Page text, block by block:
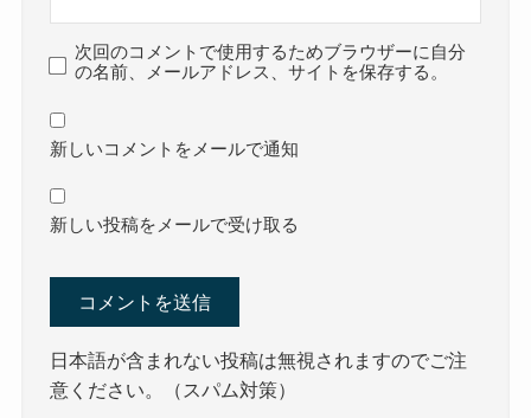
次回のコメントで使用するためブラウザーに自分
の名前、メールアドレス、サイトを保存する。
新しいコメントをメールで通知
新しい投稿をメールで受け取る
日本語が含まれない投稿は無視されますのでご注
意ください。（スパム対策）